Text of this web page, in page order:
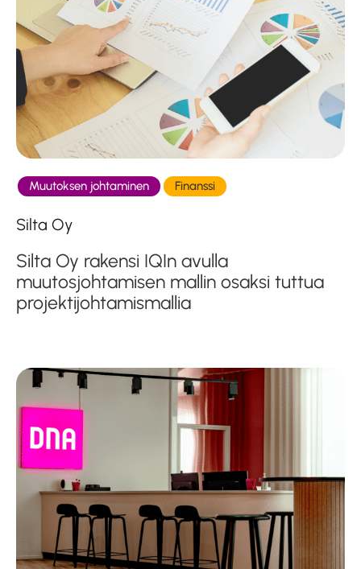
Muutoksen johtaminen Finanssi
Silta Oy
Silta Oy rakensi IQIn avulla
muutosjohtamisen mallin osaksi tuttua
projektijohtamismallia